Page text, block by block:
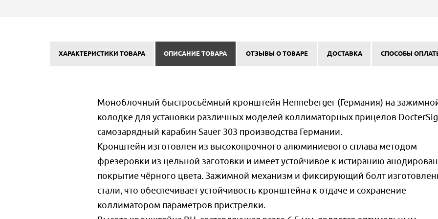
ХАРАКТЕРИСТИКИ ТОВАРА ОПИСАНИЕ ТОВАРА ОТЗЫВЫ О ТОВАРЕ ДОСТАВКА СПОСОБЫ
Моноблочный быстросъёмный кронштейн Henneberger (Германия) на
колодке для установки различных моделей коллиматорных прицелов
самозарядный карабин Sauer 303 производства Германии.
Кронштейн изготовлен из высокопрочного алюминиевого сплава методом
фрезеровки из цельной заготовки и имеет устойчивое к истиранию
покрытие чёрного цвета. Зажимной механизм и фиксирующий болт
стали, что обеспечивает устойчивость кронштейна к отдаче и сохранение
коллиматором параметров пристрелки.